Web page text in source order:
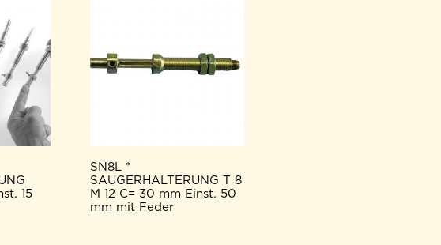
15
SN8L *
SAUGERHALTERUNG T 8
M 12 C= 30 mm Einst. 50
mm mit Feder